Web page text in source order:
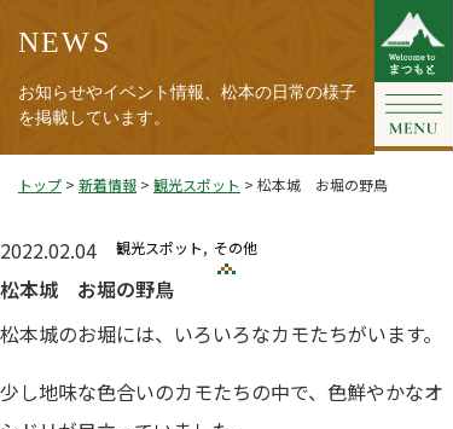
NEWS
お知らせやイベント情報、松本の日常の様子
を掲載しています。
トップ > 新着情報 > 観光スポット > 松本城 お堀の野鳥
2022.02.04 観光スポット その他
松本城 お堀の野鳥
松本城のお堀には、いろいろなカモたちがいます。
少し地味な色合いのカモたちの中で、色鮮やかなオ